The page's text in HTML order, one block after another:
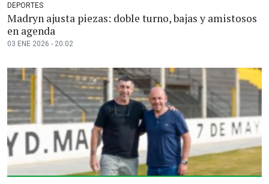
DEPORTES
Madryn ajusta piezas: doble turno, bajas y amistosos
en agenda
03 ENE 2026 - 20:02